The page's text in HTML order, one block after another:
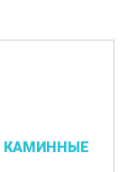
КАМИННЫЕ